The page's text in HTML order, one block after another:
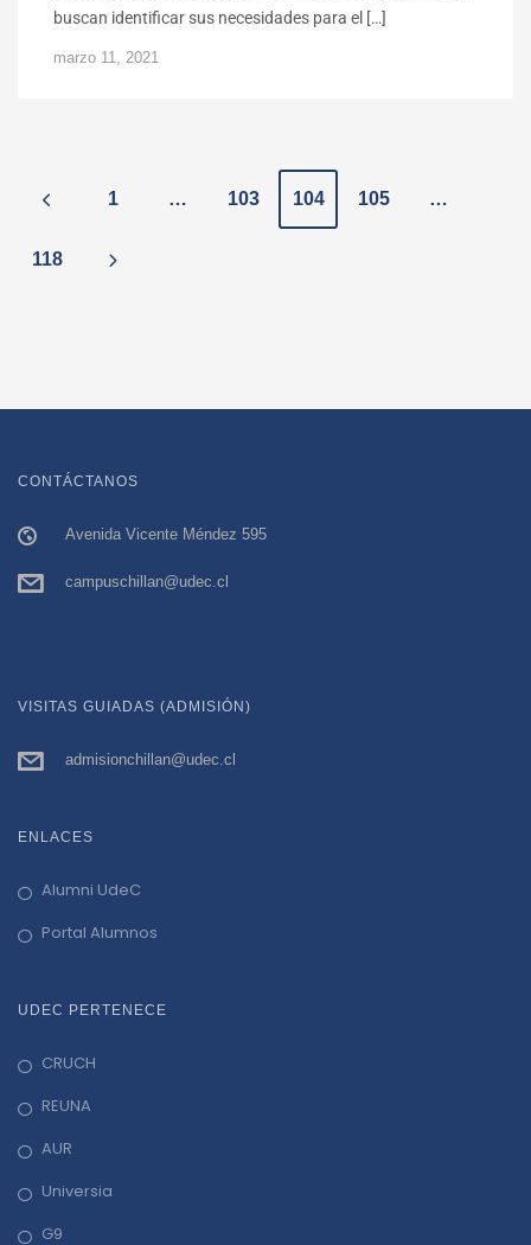
buscan identificar sus necesidades para el […]
marzo 11, 2021
P
o
s
n
a
v
g
a
t
i
o
n
1 … 103 104 105 …
118
CONTÁCTANOS
Avenida Vicente Méndez 595
campuschillan@udec.cl
VISITAS GUIADAS (ADMISIÓN)
admisionchillan@udec.cl
ENLACES
Alumni UdeC
Portal Alumnos
UDEC PERTENECE
CRUCH
REUNA
AUR
Universia
G9